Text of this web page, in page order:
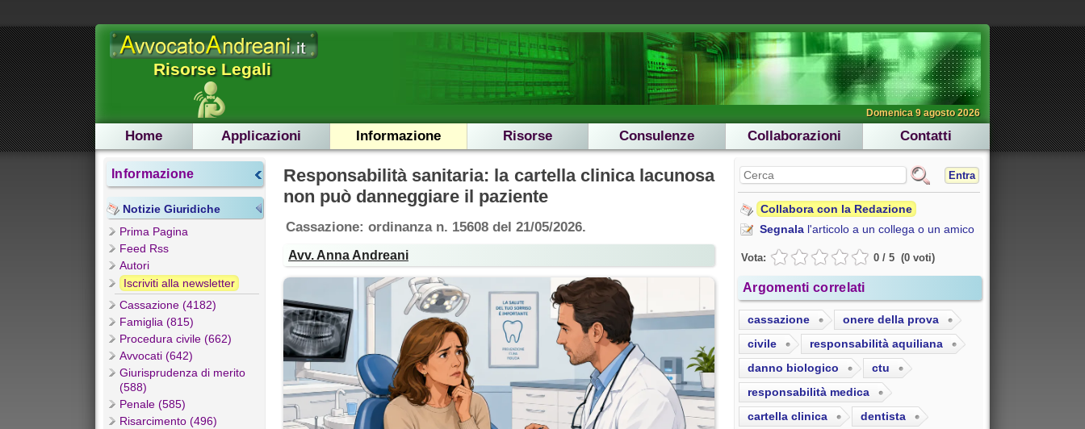
Risorse Legali
Domenica 9 agosto 2026
Home Applicazioni Informazione Risorse Consulenze Collaborazioni Contatti
Informazione
Notizie Giuridiche
Prima Pagina
Feed Rss
Autori
Iscriviti alla newsletter
Cassazione (4182)
Famiglia (815)
Procedura civile (662)
Avvocati (642)
Giurisprudenza di merito
(588)
Penale (585)
Risarcimento (496)
Responsabilità sanitaria: la cartella clinica lacunosa
non può danneggiare il paziente
Cassazione: ordinanza n. 15608 del 21/05/2026.
Avv. Anna Andreani
Entra
Collabora con la Redazione
Segnala l'articolo a un collega o un amico
Vota: 0 / 5 (0 voti)
Argomenti correlati
cassazione
onere della prova
civile
responsabilità aquiliana
danno biologico
ctu
responsabilità medica
cartella clinica
dentista